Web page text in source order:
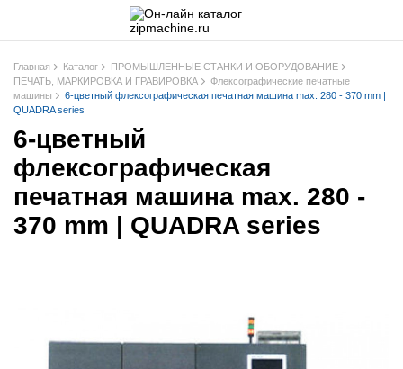
Главная Каталог
ПРОМЫШЛЕННЫЕ СТАНКИ И ОБОРУДОВАНИЕ
ПЕЧАТЬ, МАРКИРОВКА И ГРАВИРОВКА
Флексографические печатные
машины
6-цветный флексографическая печатная машина max. 280 - 370 mm |
QUADRA series
6-цветный
флексографическая
печатная машина max. 280 -
370 mm | QUADRA series